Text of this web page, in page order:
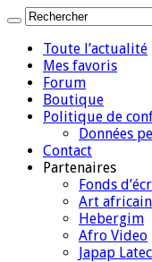
Toute l’actualité
Mes favoris
Forum
Boutique
Politique de
Données
Contact
Partenaires
Fonds
Art
Hebergim
Afro Video
Japap